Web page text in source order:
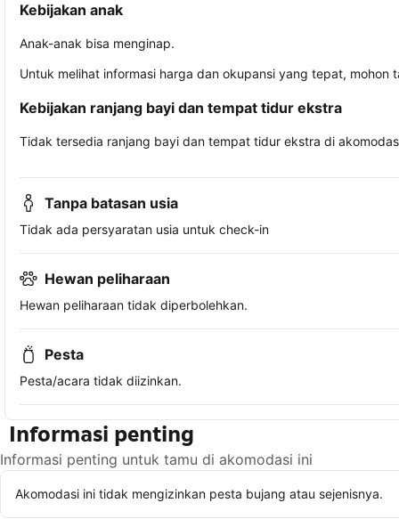
Kebijakan anak
Anak-anak bisa menginap.
Untuk melihat informasi harga dan okupansi yang tepat,
Kebijakan ranjang bayi dan tempat tidur ekstra
Tidak tersedia ranjang bayi dan tempat tidur ekstra di
Tanpa batasan usia
Tidak ada persyaratan usia untuk check-in
Hewan peliharaan
Hewan peliharaan tidak diperbolehkan.
Pesta
Pesta/acara tidak diizinkan.
Informasi penting
Informasi penting untuk tamu di akomodasi ini
Akomodasi ini tidak mengizinkan pesta bujang atau sejenisnya.